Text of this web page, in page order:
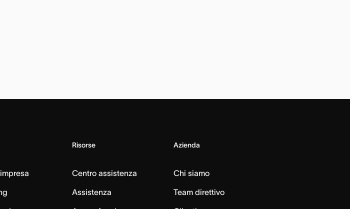
Risorse
Centro assistenza
Assistenza
Azienda
Chi siamo
Team direttivo